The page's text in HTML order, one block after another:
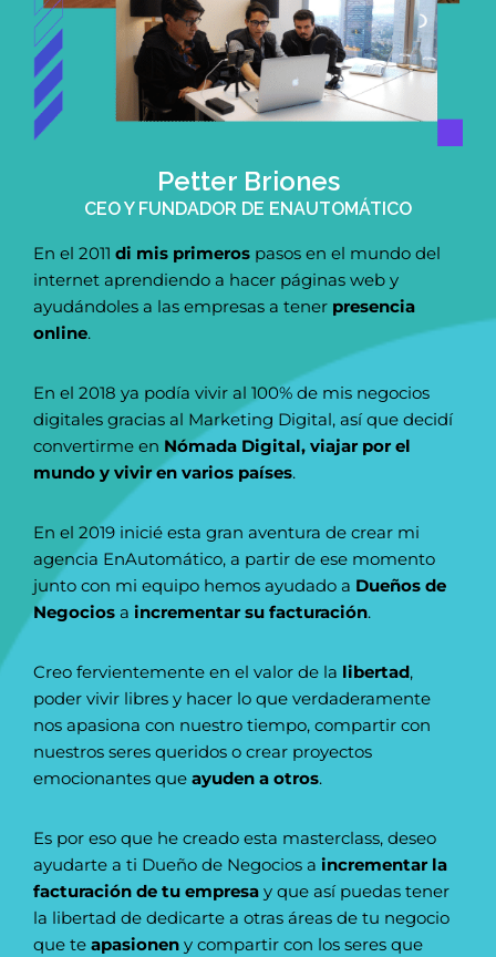
Petter Briones
CEO Y FUNDADOR DE ENAUTOMÁTICO
En el 2011 di mis primeros pasos en el mundo del
internet aprendiendo a hacer páginas web y
ayudándoles a las empresas a tener presencia
online.
En el 2018 ya podía vivir al 100% de mis negocios
digitales gracias al Marketing Digital, así que decidí
convertirme en Nómada Digital, viajar por el
mundo y vivir en varios países.
En el 2019 inicié esta gran aventura de crear mi
agencia EnAutomático, a partir de ese momento
junto con mi equipo hemos ayudado a Dueños de
Negocios a incrementar su facturación.
Creo fervientemente en el valor de la libertad,
poder vivir libres y hacer lo que verdaderamente
nos apasiona con nuestro tiempo, compartir con
nuestros seres queridos o crear proyectos
emocionantes que ayuden a otros.
Es por eso que he creado esta masterclass, deseo
ayudarte a ti Dueño de Negocios a incrementar la
facturación de tu empresa y que así puedas tener
la libertad de dedicarte a otras áreas de tu negocio
que te apasionen y compartir con los seres que